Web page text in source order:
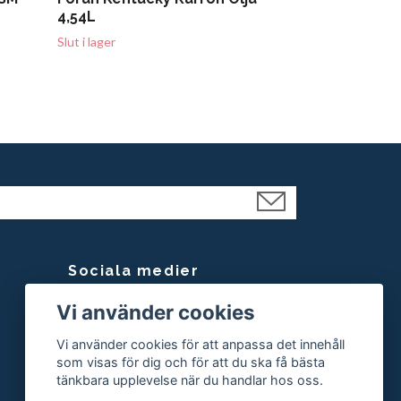
4,54L
Slut i lager
Sociala medier
Facebook
Instagram
Vi använder cookies
Vi använder cookies för att anpassa det innehåll
som visas för dig och för att du ska få bästa
tänkbara upplevelse när du handlar hos oss.